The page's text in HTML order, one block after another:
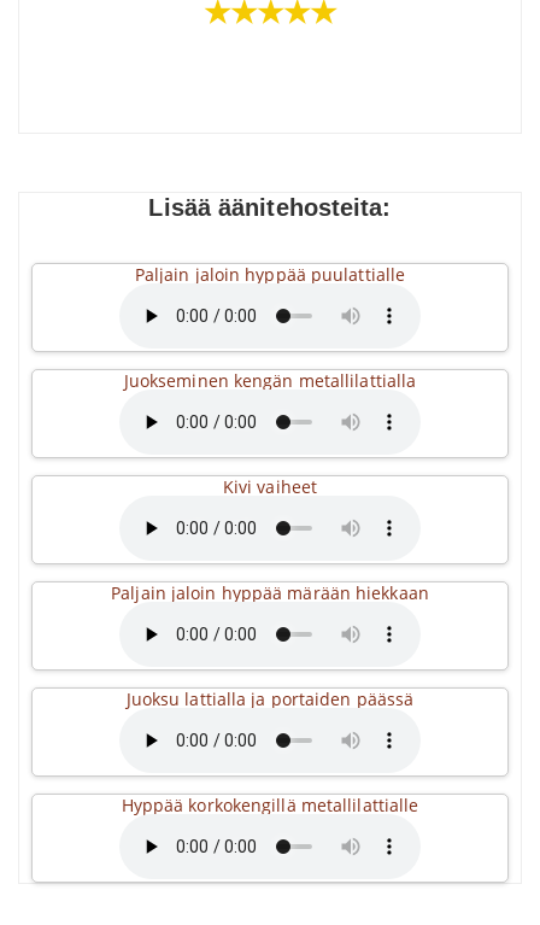
★★★★★
Lisää äänitehosteita:
Paljain jaloin hyppää puulattialle
Juokseminen kengän metallilattialla
Kivi vaiheet
Paljain jaloin hyppää märään hiekkaan
Juoksu lattialla ja portaiden päässä
Hyppää korkokengillä metallilattialle